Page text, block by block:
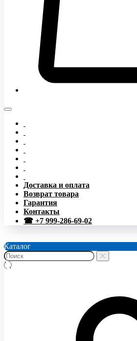
Доставка и оплата
Возврат товара
Гарантия
Контакты
☎ +7 999-286-69-02
Каталог